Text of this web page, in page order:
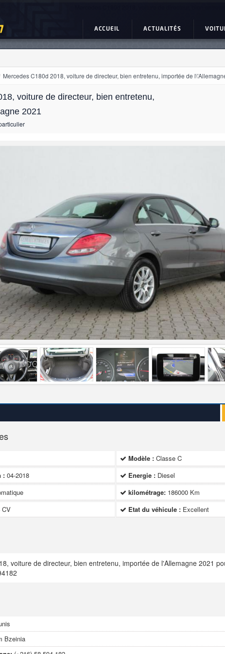
Mercedes C180d 2018, voiture de directeur, bien
ACCUEIL ACTUALITÉS
Mercedes C180d 2018, voiture de directeur, bien entretenu, importée de
voiture de directeur, bien entretenu,
2021
Modèle : Classe C
: 04-2018 Energie : Diesel
kilométrage: 186000 Km
CV Etat du véhicule : Excellent
voiture de directeur, bien entretenu, importée de l'Allemagne 2021
Bzeinia